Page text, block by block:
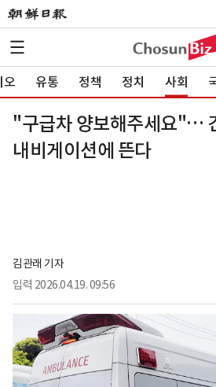
오 유통 정책 정치 사회
"구급차 양보해주세요"…
내비게이션에 뜬다
김관래 기자
입력 2026.04.19. 09:56